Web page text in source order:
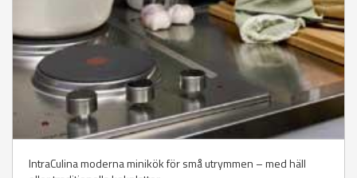
IntraCulina moderna minikök för små utrymmen – med häll